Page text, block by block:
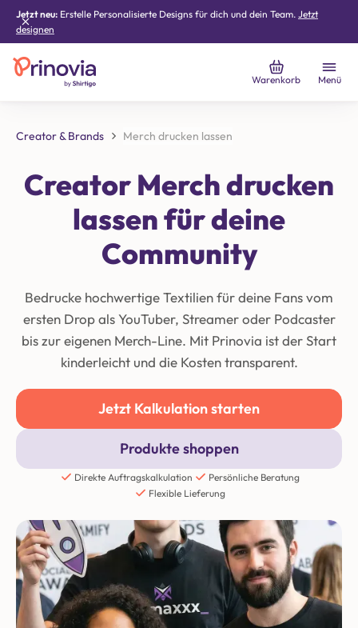
Jetzt neu: Erstelle Personalisierte Designs für dich und dein Team. Jetzt
designen
Warenkorb Menü
Creator & Brands Merch drucken lassen
Creator Merch drucken
lassen für deine
Community
Bedrucke hochwertige Textilien für deine Fans vom
ersten Drop als YouTuber, Streamer oder Podcaster
bis zur eigenen Merch-Line. Mit Prinovia ist der Start
kinderleicht und die Kosten transparent.
Jetzt Kalkulation starten
Produkte shoppen
Direkte Auftragskalkulation
Persönliche Beratung
Flexible Lieferung